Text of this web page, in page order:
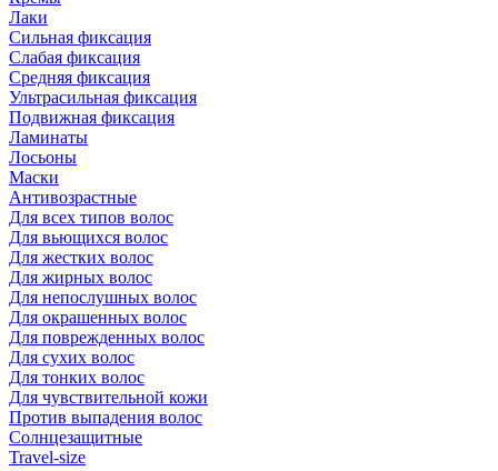
Лаки
Сильная фиксация
Слабая фиксация
Средняя фиксация
Ультрасильная фиксация
Подвижная фиксация
Ламинаты
Лосьоны
Маски
Антивозрастные
Для всех типов волос
Для вьющихся волос
Для жестких волос
Для жирных волос
Для непослушных волос
Для окрашенных волос
Для поврежденных волос
Для сухих волос
Для тонких волос
Для чувствительной кожи
Против выпадения волос
Солнцезащитные
Travel-size